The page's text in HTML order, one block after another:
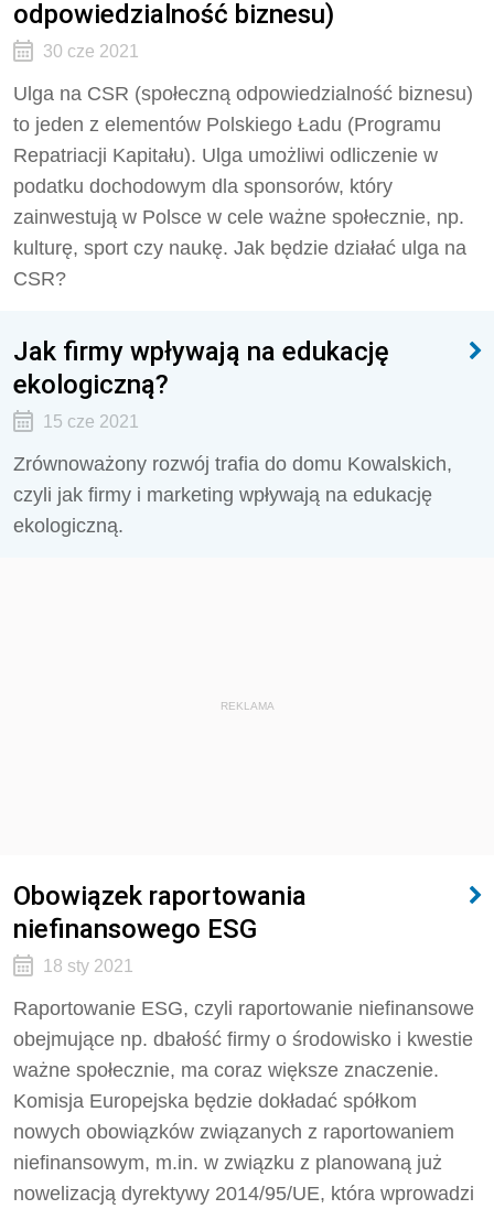
odpowiedzialność biznesu)
30 cze 2021
Ulga na CSR (społeczną odpowiedzialność biznesu)
to jeden z elementów Polskiego Ładu (Programu
Repatriacji Kapitału). Ulga umożliwi odliczenie w
podatku dochodowym dla sponsorów, który
zainwestują w Polsce w cele ważne społecznie, np.
kulturę, sport czy naukę. Jak będzie działać ulga na
CSR?
Jak firmy wpływają na edukację
ekologiczną?
15 cze 2021
Zrównoważony rozwój trafia do domu Kowalskich,
czyli jak firmy i marketing wpływają na edukację
ekologiczną.
REKLAMA
Obowiązek raportowania
niefinansowego ESG
18 sty 2021
Raportowanie ESG, czyli raportowanie niefinansowe
obejmujące np. dbałość firmy o środowisko i kwestie
ważne społecznie, ma coraz większe znaczenie.
Komisja Europejska będzie dokładać spółkom
nowych obowiązków związanych z raportowaniem
niefinansowym, m.in. w związku z planowaną już
nowelizacją dyrektywy 2014/95/UE, która wprowadzi